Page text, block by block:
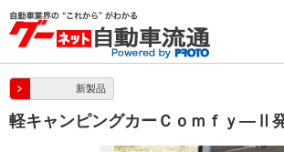
新製品
軽キャンピングカーＣｏｍｆｙ―Ⅱ